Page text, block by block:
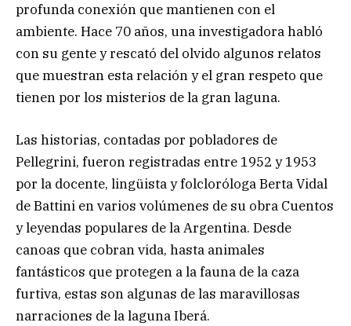
profunda conexión que mantienen con el
ambiente. Hace 70 años, una investigadora habló
con su gente y rescató del olvido algunos relatos
que muestran esta relación y el gran respeto que
tienen por los misterios de la gran laguna.
Las historias, contadas por pobladores de
Pellegrini, fueron registradas entre 1952 y 1953
por la docente, lingüista y folcloróloga Berta Vidal
de Battini en varios volúmenes de su obra Cuentos
y leyendas populares de la Argentina. Desde
canoas que cobran vida, hasta animales
fantásticos que protegen a la fauna de la caza
furtiva, estas son algunas de las maravillosas
narraciones de la laguna Iberá.